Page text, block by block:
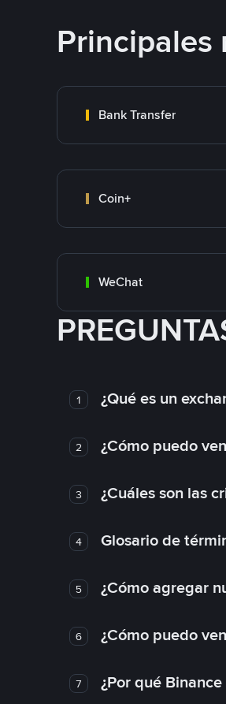
Principales
Bank Transfer
Coin+
WeChat
1 ¿Qué es un
2 ¿Cómo puedo
3 ¿Cuáles son las
4 Glosario de
5 ¿Cómo agregar
6 ¿Cómo puedo
7 ¿Por qué